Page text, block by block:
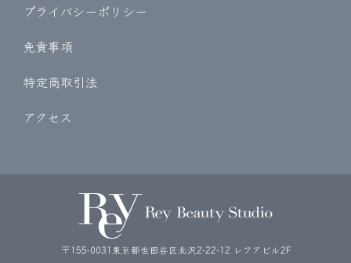
プライバシーポリシー
免責事項
特定商取引法
アクセス
〒155-0031東京都世田谷区北沢2-22-12 レフアビル2F